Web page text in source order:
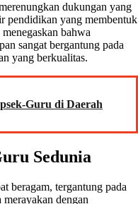
dukungan yang
pendidikan yang membentuk
bahwa
sangat bergantung pada
yang berkualitas.
Guru di Daerah
Sedunia
beragam, tergantung pada
merayakan dengan